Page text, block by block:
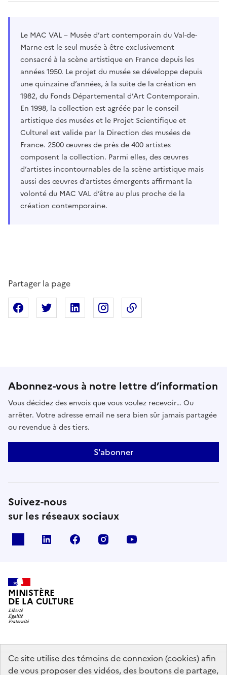
Ce site utilise des témoins de connexion (cookies) afin
de vous proposer des vidéos, des boutons de partage,
Le MAC VAL – Musée d’art contemporain du Val-de-
Marne est le seul musée à être exclusivement
consacré à la scène artistique en France depuis les
années 1950. Le projet du musée se développe depuis
une quinzaine d’années, à la suite de la création en
1982, du Fonds Départemental d’Art Contemporain.
En 1998, la collection est agréée par le conseil
artistique des musées et le Projet Scientifique et
Culturel est valide par la Direction des musées de
France. 2500 œuvres de près de 400 artistes
composent la collection. Parmi elles, des œuvres
d’artistes incontournables de la scène artistique mais
aussi des œuvres d’artistes émergents affirmant la
volonté du MAC VAL d’être au plus proche de la
création contemporaine.
Partager la page
Partager sur Facebook
Partager sur XPartager sur Linkedin
Partager sur Instagram
Abonnez-vous à notre lettre d’information
Vous décidez des envois que vous voulez recevoir… Ou
arrêter. Votre adresse email ne sera bien sûr jamais partagée
ou revendue à des tiers.
S'abonner
Suivez-nous
sur les réseaux sociaux
linkedin facebook instagram
MINISTÈRE
DE LA CULTURE
data.gouv.fr legifrance.gouv.fr
info.gouv.fr